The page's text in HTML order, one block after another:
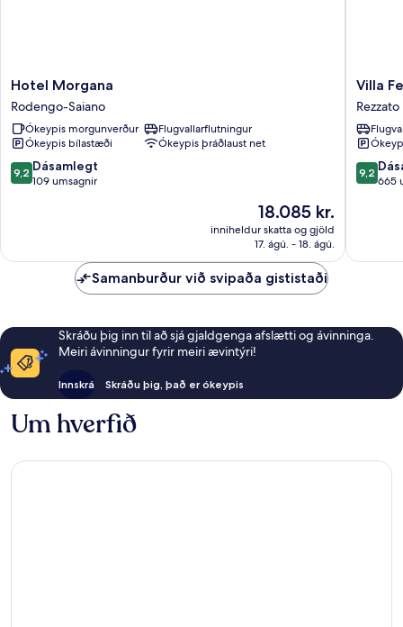
Hotel
Morgana
Rodengo-
Saiano
Hotel Morgana
Rodengo-Saiano
Ókeypis morgunverður
Flugvallarflutningur
Ókeypis bílastæði
Ókeypis þráðlaust net
9.2
af
9,2 Dásamlegt
109 umsagnir
Verðið
er
18.085 kr.
18.085 kr.
inniheldur skatta og gjöld
17. ágú. - 18. ágú.
Villa
Fenaroli
Palace
Hotel
Rezzato
Villa
Rezzato
9.2
af
9,2
665
Samanburður við svipaða gististaði
Skráðu þig inn til að sjá gjaldgenga afslætti og ávinninga.
Meiri ávinningur fyrir meiri ævintýri!
Innskrá Skráðu þig, það er ókeypis
Um hverfið